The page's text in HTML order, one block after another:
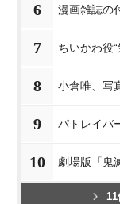
6 漫画雑誌の
7 ちいかわ役
8 小倉唯、写
9 パトレイバ
10 劇場版「鬼
11